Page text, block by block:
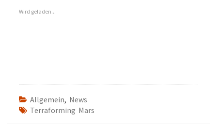
Wird geladen...
Allgemein, News
Terraforming Mars